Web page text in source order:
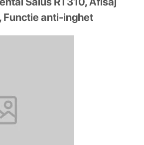
Functie anti-inghet